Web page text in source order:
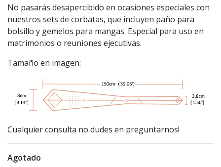
No pasarás desapercibido en ocasiones especiales con
nuestros sets de corbatas, que incluyen paño para
bolsillo y gemelos para mangas. Especial para uso en
matrimonios o reuniones ejecutivas.
Tamaño en imagen:
Cualquier consulta no dudes en preguntarnos!
Agotado